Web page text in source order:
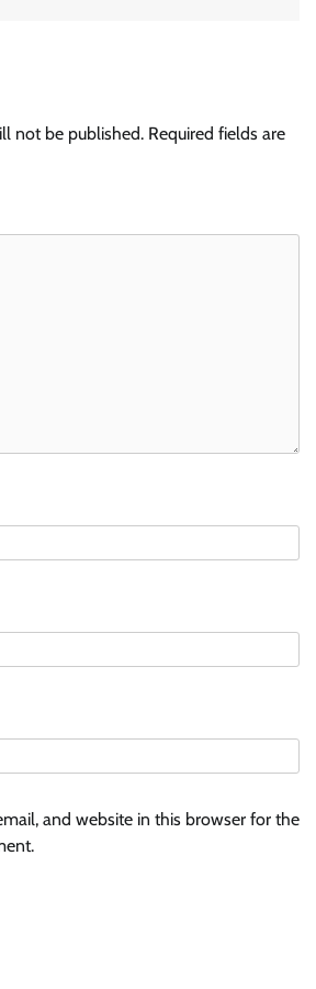
not be published. Required fields are
and website in this browser for the